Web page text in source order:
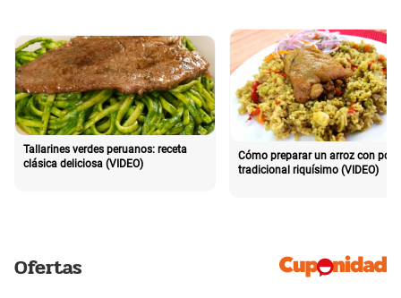
Tallarines verdes peruanos: receta
clásica deliciosa (VIDEO)
Cómo preparar un arroz con pollo
tradicional riquísimo (VIDEO)
Ofertas